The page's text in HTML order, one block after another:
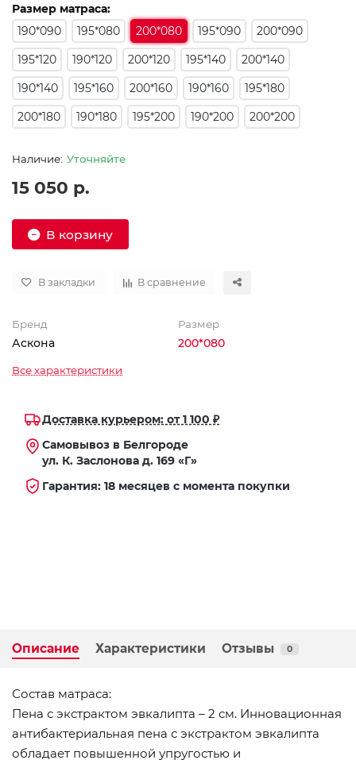
Размер матраса:
190*090
195*080 200*080 195*090
200*090
195*120
190*120 200*120 195*140
200*140
190*140
195*160 200*160 190*160
195*180
200*180
190*180 195*200 190*200 200*200
Уточняйте
15 050 р.
В корзину
В закладки В сравнение
Бренд
Аскона
Размер
200*080
Все характеристики
Доставка курьером: от 1 100 ₽
Самовывоз в Белгороде
ул. К. Заслонова д. 169 «Г»
Гарантия: 18 месяцев с момента покупки
Описание Характеристики Отзывы 0
Состав матраса:
Пена с экстрактом эвкалипта – 2 см. Инновационная
антибактериальная пена с экстрактом эвкалипта
обладает повышенной упругостью и